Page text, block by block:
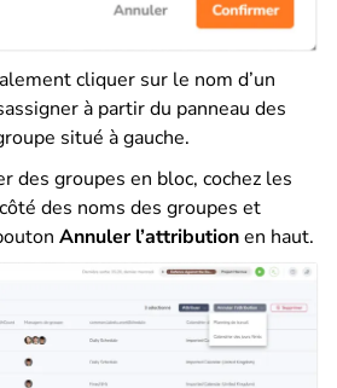
cliquer sur le nom d’un
à partir du panneau des
situé à gauche.
des groupes en bloc, cochez les
des noms des groupes et
Annuler l’attributionen haut.